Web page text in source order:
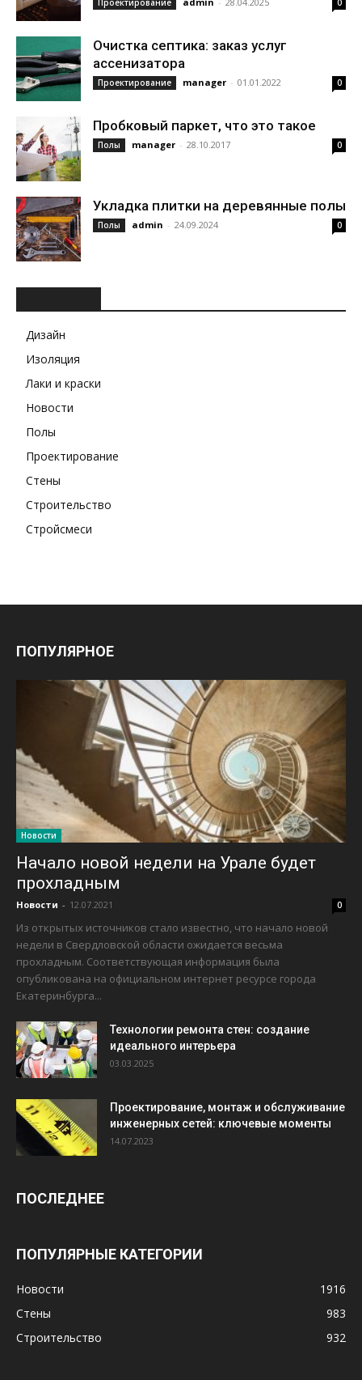
Проектирование 0
Очистка септика: заказ услуг
ассенизатора
Проектирование manager - 01.01.2022 0
Пробковый паркет, что это такое
Полы manager - 28.10.2017 0
Укладка плитки на деревянные полы
Полы admin - 24.09.2024 0
Дизайн
Изоляция
Лаки и краски
Новости
Полы
Проектирование
Стены
Строительство
Стройсмеси
ПОПУЛЯРНОЕ
Новости
Начало новой недели на Урале будет
прохладным
Новости - 12.07.2021 0
Из открытых источников стало известно, что начало новой
недели в Свердловской области ожидается весьма
прохладным. Соответствующая информация была
опубликована на официальном интернет ресурсе города
Екатеринбурга...
Технологии ремонта стен: создание
идеального интерьера
03.03.2025
Проектирование, монтаж и обслуживание
инженерных сетей: ключевые моменты
14.07.2023
ПОСЛЕДНЕЕ
ПОПУЛЯРНЫЕ КАТЕГОРИИ
Новости
1916
Стены
983
Строительство
932